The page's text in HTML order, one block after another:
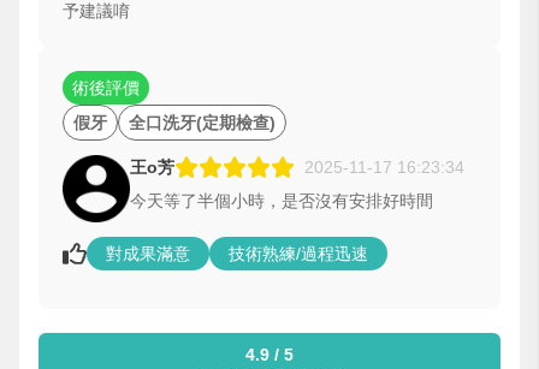
予建議唷
假牙 全口洗牙(定期檢查)
術後評價
王o芳
2025-11-17 16:23:34
今天等了半個小時，是否沒有安排好時間
對成果滿意 技術熟練/過程迅速
4.9 / 5